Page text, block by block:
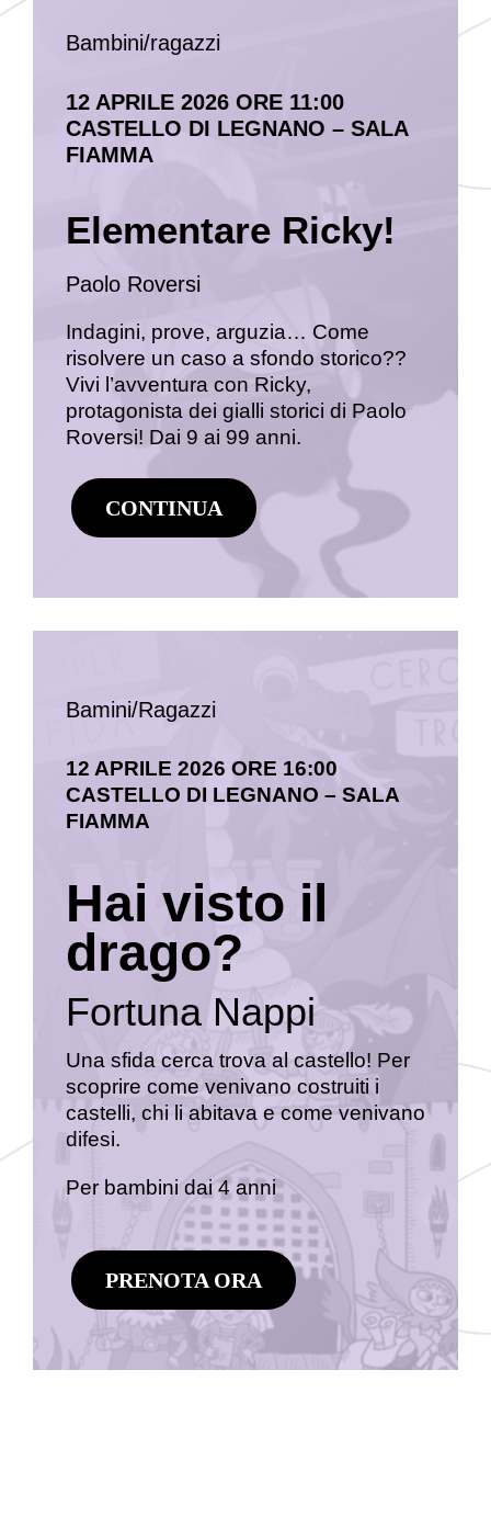
Bambini/ragazzi
12 APRILE 2026 ORE 11:00
CASTELLO DI LEGNANO – SALA
FIAMMA
Elementare Ricky!
Paolo Roversi
Indagini, prove, arguzia… Come
risolvere un caso a sfondo storico??
Vivi l’avventura con Ricky,
protagonista dei gialli storici di Paolo
Roversi! Dai 9 ai 99 anni.
CONTINUA
Bamini/Ragazzi
12 APRILE 2026 ORE 16:00
CASTELLO DI LEGNANO – SALA
FIAMMA
Hai visto il
drago?
Fortuna Nappi
Una sfida cerca trova al castello! Per
scoprire come venivano costruiti i
castelli, chi li abitava e come venivano
difesi.
Per bambini dai 4 anni
PRENOTA ORA